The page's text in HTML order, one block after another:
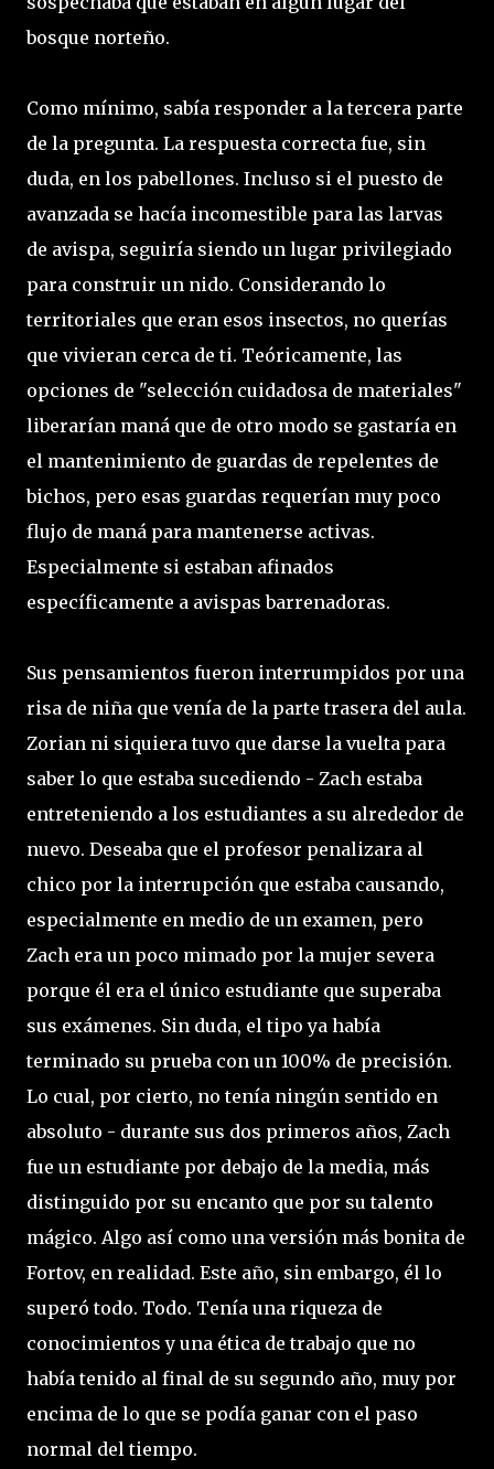
bosque norteño.
Como mínimo, sabía responder a la tercera parte
de la pregunta. La respuesta correcta fue, sin
duda, en los pabellones. Incluso si el puesto de
avanzada se hacía incomestible para las larvas
de avispa, seguiría siendo un lugar privilegiado
para construir un nido. Considerando lo
territoriales que eran esos insectos, no querías
que vivieran cerca de ti. Teóricamente, las
opciones de "selección cuidadosa de materiales"
liberarían maná que de otro modo se gastaría en
el mantenimiento de guardas de repelentes de
bichos, pero esas guardas requerían muy poco
flujo de maná para mantenerse activas.
Especialmente si estaban afinados
específicamente a avispas barrenadoras.
Sus pensamientos fueron interrumpidos por una
risa de niña que venía de la parte trasera del aula.
Zorian ni siquiera tuvo que darse la vuelta para
saber lo que estaba sucediendo - Zach estaba
entreteniendo a los estudiantes a su alrededor de
nuevo. Deseaba que el profesor penalizara al
chico por la interrupción que estaba causando,
especialmente en medio de un examen, pero
Zach era un poco mimado por la mujer severa
porque él era el único estudiante que superaba
sus exámenes. Sin duda, el tipo ya había
terminado su prueba con un 100% de precisión.
Lo cual, por cierto, no tenía ningún sentido en
absoluto - durante sus dos primeros años, Zach
fue un estudiante por debajo de la media, más
distinguido por su encanto que por su talento
mágico. Algo así como una versión más bonita de
Fortov, en realidad. Este año, sin embargo, él lo
superó todo. Todo. Tenía una riqueza de
conocimientos y una ética de trabajo que no
había tenido al final de su segundo año, muy por
encima de lo que se podía ganar con el paso
normal del tiempo.